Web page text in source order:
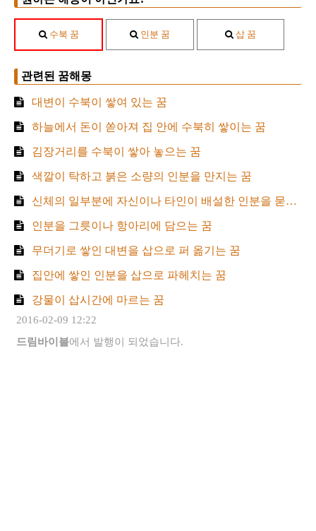
수북 꿈 인분 꿈 삽 꿈
관련된 꿈해몽
대변이 수북이 쌓여 있는 꿈
하늘에서 돈이 쏟아져 집 안에 수북히 쌓이는 꿈
김장거리를 수북이 쌓아 놓으는 꿈
색깔이 탁하고 붉은 소량의 인분을 만지는 꿈
신체의 일부분에 자신이나 타인이 배설한 인분을 묻으는 꿈
인분을 그릇이나 항아리에 담으는 꿈
무더기로 쌓인 대변을 삽으로 퍼 옮기는 꿈
집안에 쌓인 인분을 삽으로 파헤치는 꿈
강물이 삽시간에 마르는 꿈
2016-02-09 12:22
드림바이블에서 발행이 되었습니다.